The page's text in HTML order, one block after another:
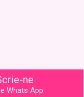
ne
Whats App